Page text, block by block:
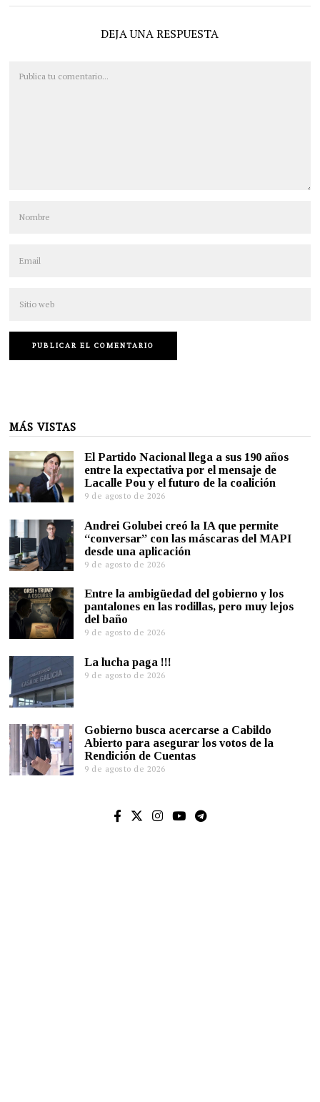
DEJA UNA RESPUESTA
MÁS VISTAS
El Partido Nacional llega a sus 190 años
entre la expectativa por el mensaje de
Lacalle Pou y el futuro de la coalición
9 de agosto de 2026
Andrei Golubei creó la IA que permite
“conversar” con las máscaras del MAPI
desde una aplicación
9 de agosto de 2026
Entre la ambigüedad del gobierno y los
pantalones en las rodillas, pero muy lejos
del baño
9 de agosto de 2026
La lucha paga !!!
9 de agosto de 2026
Gobierno busca acercarse a Cabildo
Abierto para asegurar los votos de la
Rendición de Cuentas
9 de agosto de 2026